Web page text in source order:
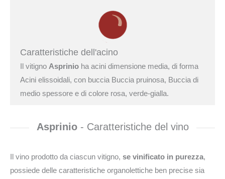
Caratteristiche dell'acino
Il vitigno Asprinio ha acini dimensione media, di forma
Acini elissoidali, con buccia Buccia pruinosa, Buccia di
medio spessore e di colore rosa, verde-gialla.
Asprinio- Caratteristiche del vino
Il vino prodotto da ciascun vitigno, se vinificato in purezza,
possiede delle caratteristiche organolettiche ben precise sia